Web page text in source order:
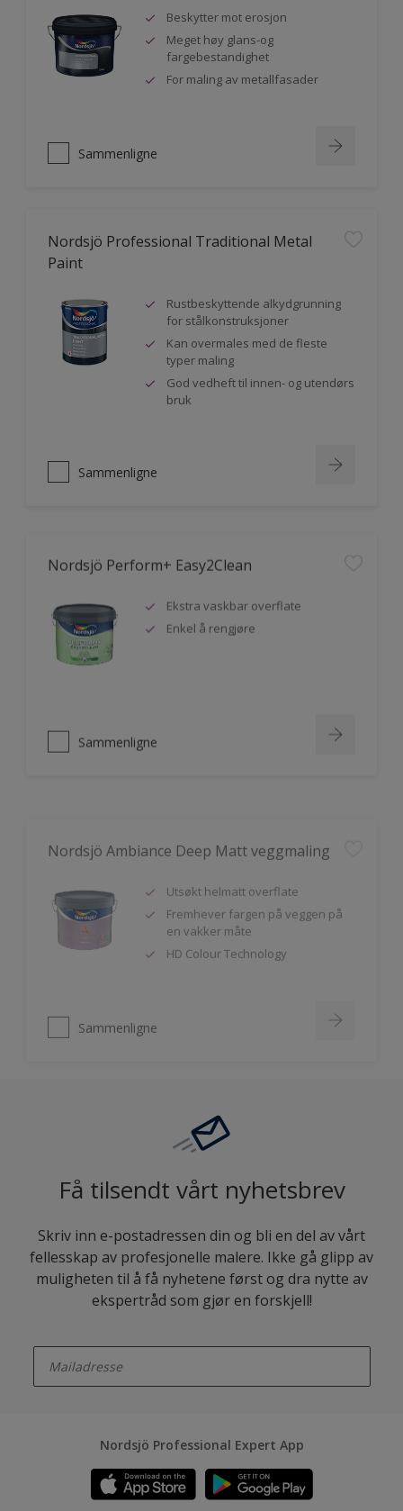
Beskytter mot erosjon
Meget høy glans-og
fargebestandighet
For maling av metallfasader
Sammenligne
Nordsjö Professional Traditional Metal
Paint
Rustbeskyttende alkydgrunning
for stålkonstruksjoner
Kan overmales med de fleste
typer maling
God vedheft til innen- og utendørs
bruk
Sammenligne
Nordsjö Perform+ Easy2Clean
Ekstra vaskbar overflate
Enkel å rengjøre
Sammenligne
Utsøkt helmatt overflate
Fremhever fargen på veggen på
HD Colour Technology
Få tilsendt vårt nyhetsbrev
Skriv inn e-postadressen din og bli en del av vårt
fellesskap av profesjonelle malere. Ikke gå glipp av
muligheten til å få nyhetene først og dra nytte av
ekspertråd som gjør en forskjell!
Nordsjö Professional Expert App